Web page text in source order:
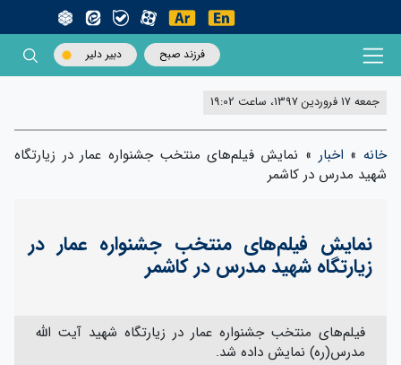
فرزند صبح دبیر دلیر
جمعه 17 فروردین 1397، ساعت 19:02
خانه» اخبار » نمایش فیلم‌های منتخب جشنواره عمار در زیارتگاه
شهید مدرس در کاشمر
نمایش فیلم‌های منتخب جشنواره عمار در
زیارتگاه شهید مدرس در کاشمر
فیلم‌های منتخب جشنواره عمار در زیارتگاه شهید آیت الله
مدرس(ره) نمایش داده شد.